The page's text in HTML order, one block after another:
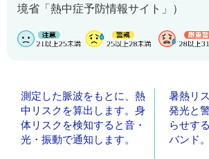
境省「熱中症予防情報サイト」）
測定した脈波をもとに、熱
中リスクを算出します。身
体リスクを検知すると音・
光・振動で通知します。
暑熱リ
発光と
らせす
バンド。